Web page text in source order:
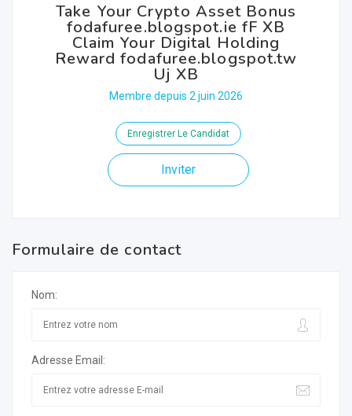
Take Your Crypto Asset Bonus
fodafuree.blogspot.ie fF XB
Claim Your Digital Holding
Reward fodafuree.blogspot.tw
Uj XB
Membre depuis 2 juin 2026
Enregistrer Le Candidat
Inviter
Formulaire de contact
Nom:
Adresse Email: